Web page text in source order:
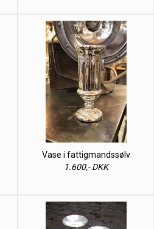
Vase i fattigmandssølv
1.600,- DKK